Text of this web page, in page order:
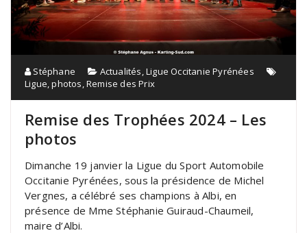
Stéphane Actualités,Ligue Occitanie Pyrénées
Ligue,photos,Remise des Prix
Remise des Trophées 2024 – Les
photos
Dimanche 19 janvier la Ligue du Sport Automobile
Occitanie Pyrénées, sous la présidence de Michel
Vergnes, a célébré ses champions à Albi, en
présence de Mme Stéphanie Guiraud-Chaumeil,
maire d’Albi.